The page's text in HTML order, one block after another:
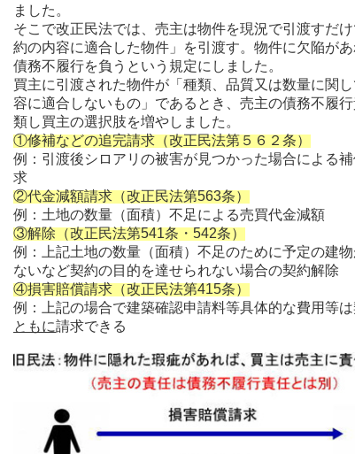
ました。
そこで改正民法では、売主は物件を現況で引渡すだ
約の内容に適合した物件」を引渡す。物件に欠陥が
債務不履行を負うという規定にしました。
買主に引渡された物件が「種類、品質又は数量に関
容に適合しないもの」であるとき、売主の債務不履
類し買主の選択肢を増やしました。
①修補などの追完請求（改正民法第５６２条）
例：引渡後シロアリの被害が見つかった場合による
求
②代金減額請求（改正民法第563条）
例：土地の数量（面積）不足による売買代金減額
③解除（改正民法第541条・542条）
例：上記土地の数量（面積）不足のために予定の建
ないなど契約の目的を達せられない場合の契約解除
④損害賠償請求（改正民法第415条）
例：上記の場合で建築確認申請料等具体的な費用等は
ともに請求できる